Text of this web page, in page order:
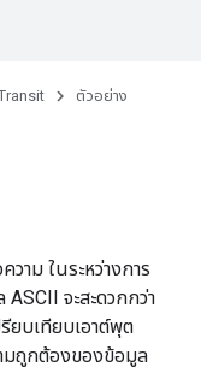
ตัวอย่าง
าม ในระหว่างการ
จะสะดวกกว่า
ยบเทียบเอาต์พุต
มถูกต้องของข้อมูล